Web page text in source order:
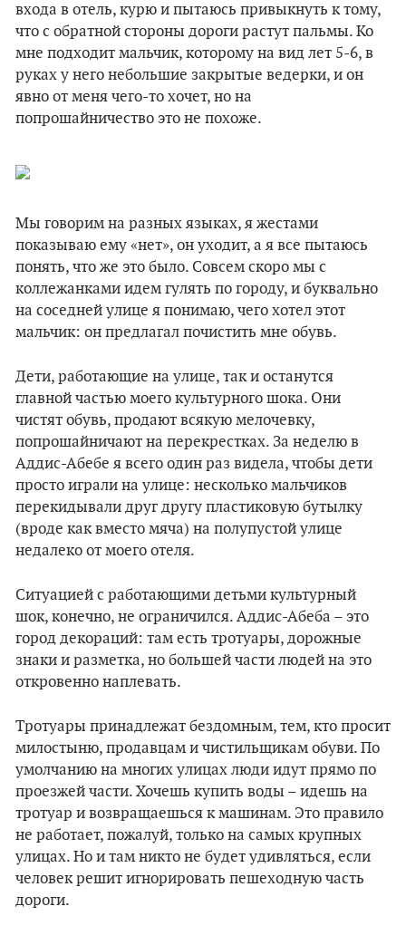
входа в отель, курю и пытаюсь привыкнуть к тому,
что с обратной стороны дороги растут пальмы. Ко
мне подходит мальчик, которому на вид лет 5-6, в
руках у него небольшие закрытые ведерки, и он
явно от меня чего-то хочет, но на
попрошайничество это не похоже.
Мы говорим на разных языках, я жестами
показываю ему «нет», он уходит, а я все пытаюсь
понять, что же это было. Совсем скоро мы с
коллежанками идем гулять по городу, и буквально
на соседней улице я понимаю, чего хотел этот
мальчик: он предлагал почистить мне обувь.
Дети, работающие на улице, так и останутся
главной частью моего культурного шока. Они
чистят обувь, продают всякую мелочевку,
попрошайничают на перекрестках. За неделю в
Аддис-Абебе я всего один раз видела, чтобы дети
просто играли на улице: несколько мальчиков
перекидывали друг другу пластиковую бутылку
(вроде как вместо мяча) на полупустой улице
недалеко от моего отеля.
Ситуацией с работающими детьми культурный
шок, конечно, не ограничился. Аддис-Абеба – это
город декораций: там есть тротуары, дорожные
знаки и разметка, но большей части людей на это
откровенно наплевать.
Тротуары принадлежат бездомным, тем, кто просит
милостыню, продавцам и чистильщикам обуви. По
умолчанию на многих улицах люди идут прямо по
проезжей части. Хочешь купить воды – идешь на
тротуар и возвращаешься к машинам. Это правило
не работает, пожалуй, только на самых крупных
улицах. Но и там никто не будет удивляться, если
человек решит игнорировать пешеходную часть
дороги.